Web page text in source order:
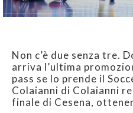
Non c’è due senza tre.
arriva l’ultima
pass se lo prende il
Colaianni di Colaianni
finale di Cesena,